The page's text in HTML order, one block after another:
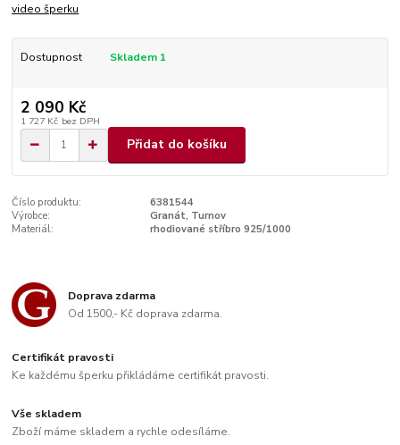
video šperku
Dostupnost Skladem 1
2 090 Kč
1 727 Kč bez DPH
Přidat do košíku
Číslo produktu:
6381544
Výrobce:
Granát, Turnov
Materiál:
rhodiované stříbro 925/1000
Doprava zdarma
Od 1500,- Kč doprava zdarma.
Certifikát pravosti
Ke každému šperku přikládáme certifikát pravosti.
Vše skladem
Zboží máme skladem a rychle odesíláme.